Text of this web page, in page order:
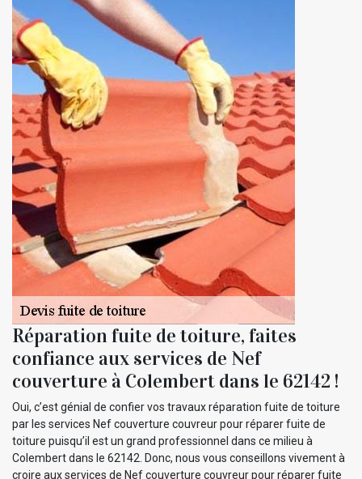
Réparation fuite de toiture, faites
confiance aux services de Nef
couverture à Colembert dans le 62142 !
Oui, c’est génial de confier vos travaux réparation fuite de toiture
par les services Nef couverture couvreur pour réparer fuite de
toiture puisqu’il est un grand professionnel dans ce milieu à
Colembert dans le 62142. Donc, nous vous conseillons vivement à
croire aux services de Nef couverture couvreur pour réparer fuite